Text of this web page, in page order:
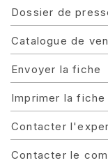
Dossier de
Catalogue de
Envoyer la fiche
Imprimer la fiche
Contacter
Contacter le